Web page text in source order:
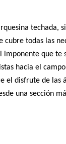
cubre todas las
que te
hacia el
el disfrute de las
una sección